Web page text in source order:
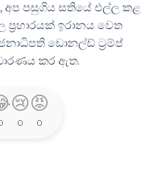
පසුගිය සතියේ එල්ල කළ
ප්‍රහාරයක් ඉරානය වෙත
ඩොනල්ඩ් ට්‍රම්ප්
කර ඇත.
😢
0
😡
0